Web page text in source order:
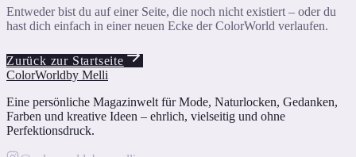
Entweder bist du auf einer Seite, die noch nicht existiert – oder du
hast dich einfach in einer neuen Ecke der ColorWorld verlaufen.
Zurück zur Startseite
ColorWorldby Melli
Eine persönliche Magazinwelt für Mode, Naturlocken, Gedanken,
Farben und kreative Ideen – ehrlich, vielseitig und ohne
Perfektionsdruck.